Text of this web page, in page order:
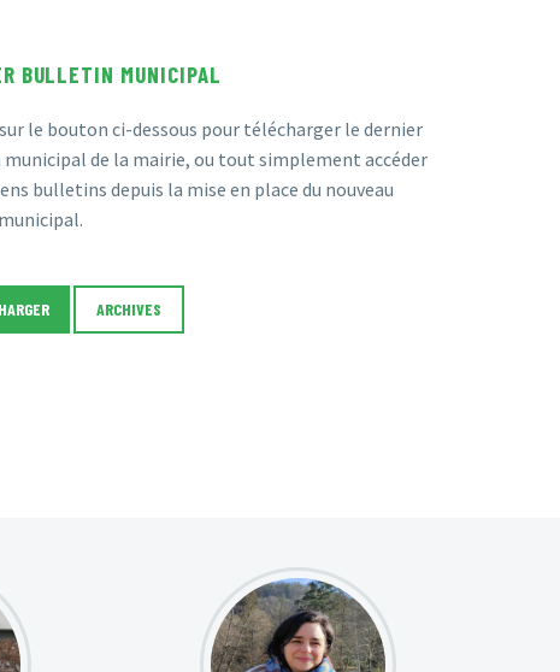
BULLETIN MUNICIPAL
le bouton ci-dessous pour télécharger le dernier
de la mairie, ou tout simplement accéder
bulletins depuis la mise en place du nouveau
ARCHIVES